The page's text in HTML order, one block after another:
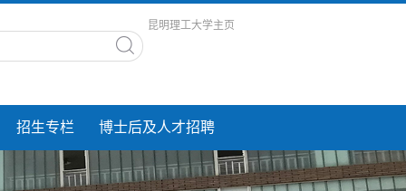
昆明理工大学主页
招生专栏 博士后及人才招聘